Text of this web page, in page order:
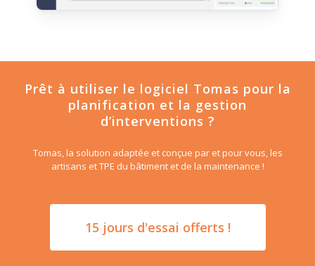
Prêt à utiliser le logiciel Tomas pour la
planification et la gestion
d’interventions ?
Tomas, la solution adaptée et conçue par et pour vous, les
artisans et TPE du bâtiment et de la maintenance !
15 jours d'essai offerts !